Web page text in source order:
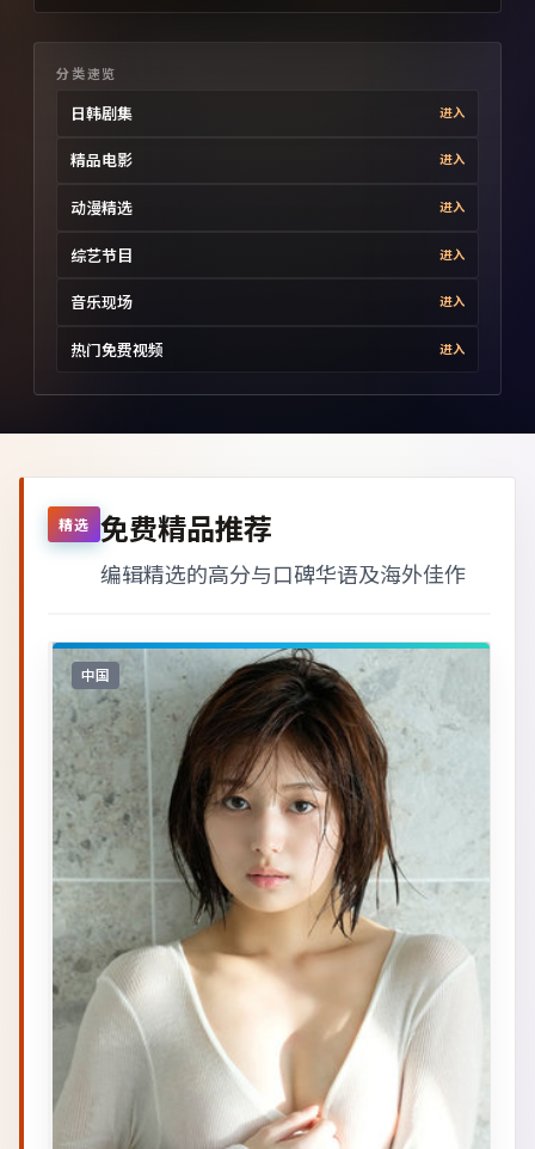
分类速览
日韩剧集 进入
精品电影 进入
动漫精选 进入
综艺节目 进入
音乐现场 进入
热门免费视频 进入
精选 免费精品推荐
编辑精选的高分与口碑华语及海外佳作
中国